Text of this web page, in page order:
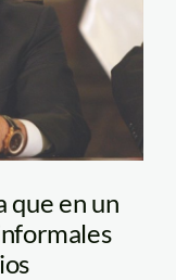
que en un